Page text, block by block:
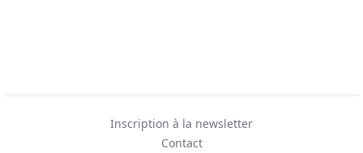
Inscription à la newsletter
Contact